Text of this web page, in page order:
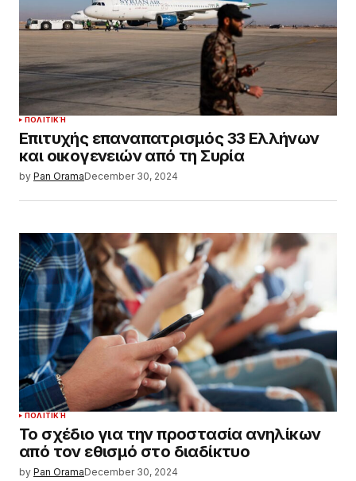
ΠΟΛΙΤΙΚΉ
Επιτυχής επαναπατρισμός 33 Ελλήνων
και οικογενειών από τη Συρία
by Pan OramaDecember 30, 2024
ΠΟΛΙΤΙΚΉ
Το σχέδιο για την προστασία ανηλίκων
από τον εθισμό στο διαδίκτυο
by Pan OramaDecember 30, 2024